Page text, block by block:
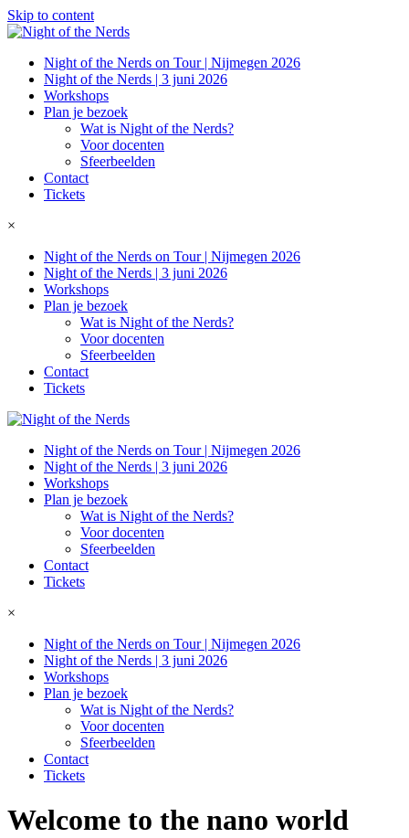
Skip to content
Night of the Nerds on Tour | Nijmegen 2026
Night of the Nerds | 3 juni 2026
Workshops
Plan je bezoek
Wat is Night of the Nerds?
Voor docenten
Sfeerbeelden
Contact
Tickets
×
Night of the Nerds on Tour | Nijmegen 2026
Night of the Nerds | 3 juni 2026
Workshops
Plan je bezoek
Wat is Night of the Nerds?
Voor docenten
Sfeerbeelden
Contact
Tickets
Night of the Nerds on Tour | Nijmegen 2026
Night of the Nerds | 3 juni 2026
Workshops
Plan je bezoek
Wat is Night of the Nerds?
Voor docenten
Sfeerbeelden
Contact
Tickets
×
Night of the Nerds on Tour | Nijmegen 2026
Night of the Nerds | 3 juni 2026
Workshops
Plan je bezoek
Wat is Night of the Nerds?
Voor docenten
Sfeerbeelden
Contact
Tickets
Welcome to the nano world